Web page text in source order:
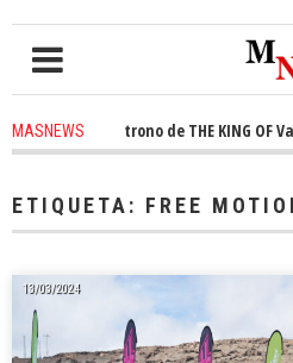
MASNEWSel trono de THE KING OF
ETIQUETA: FREE
13/03/2024